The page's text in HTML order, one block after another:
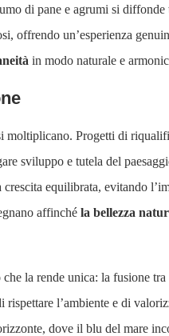
di pane e agrumi si diffonde
offrendo un’esperienza
in modo naturale e
moltiplicano. Progetti di
sviluppo e tutela del
equilibrata, evitando
affinché la bellezza
la rende unica: la fusione tra
l’ambiente e di
dove il blu del mare